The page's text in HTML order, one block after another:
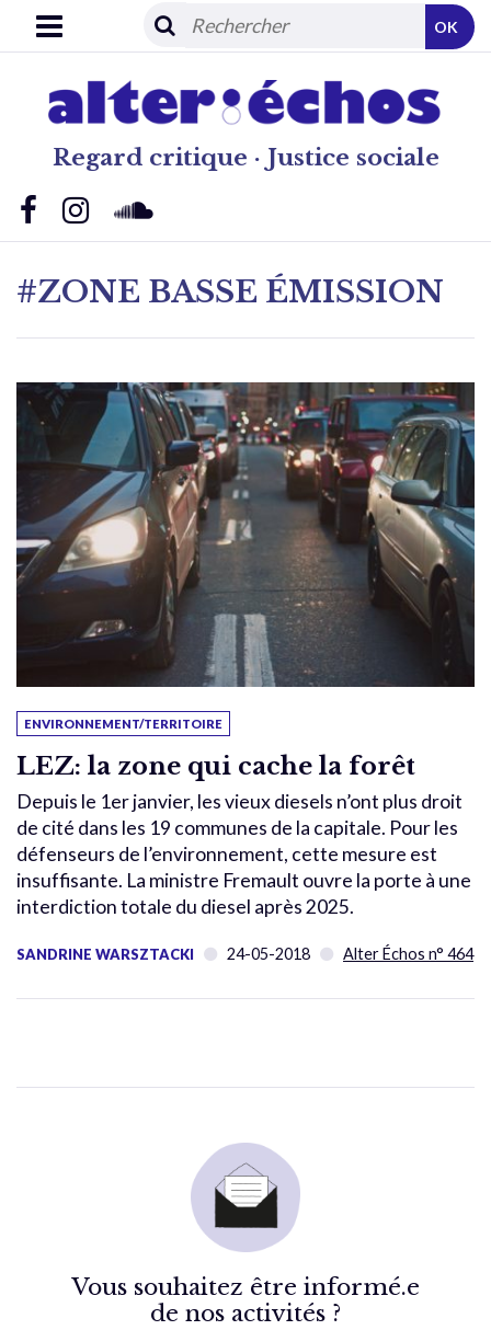
Regard critique · Justice sociale
OK
#ZONE BASSE ÉMISSION
ENVIRONNEMENT/TERRITOIRE
LEZ: la zone qui cache la forêt
Depuis le 1er janvier, les vieux diesels n’ont plus droit
de cité dans les 19 communes de la capitale. Pour les
défenseurs de l’environnement, cette mesure est
insuffisante. La ministre Fremault ouvre la porte à une
interdiction totale du diesel après 2025.
SANDRINE WARSZTACKI 24-05-2018 Alter Échos n° 464
Vous souhaitez être informé.e
de nos activités ?